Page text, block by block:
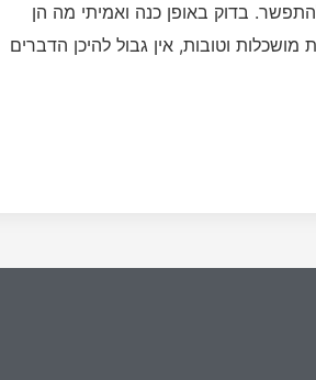
בדוק באופן כנה ואמיתי מה הן
וטובות, אין גבול להיכן הדברים